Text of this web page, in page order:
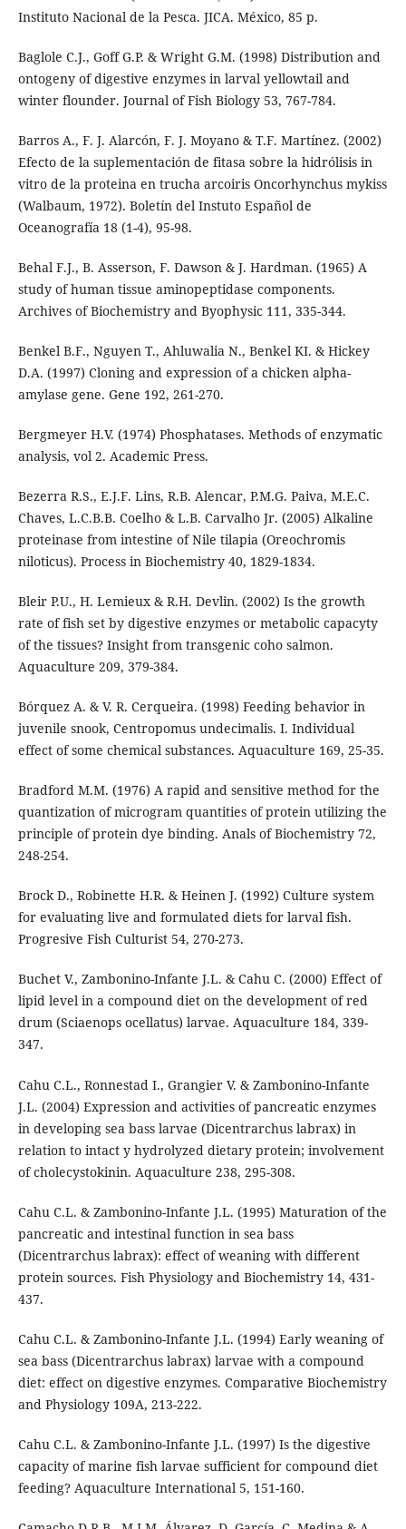
Instituto Nacional de la Pesca. JICA. México, 85 p.
Baglole C.J., Goff G.P. & Wright G.M. (1998) Distribution and
ontogeny of digestive enzymes in larval yellowtail and
winter flounder. Journal of Fish Biology 53, 767-784.
Barros A., F. J. Alarcón, F. J. Moyano & T.F. Martínez. (2002)
Efecto de la suplementación de fitasa sobre la hidrólisis in
vitro de la proteina en trucha arcoiris Oncorhynchus mykiss
(Walbaum, 1972). Boletín del Instuto Español de
Oceanografía 18 (1-4), 95-98.
Behal F.J., B. Asserson, F. Dawson & J. Hardman. (1965) A
study of human tissue aminopeptidase components.
Archives of Biochemistry and Byophysic 111, 335-344.
Benkel B.F., Nguyen T., Ahluwalia N., Benkel KI. & Hickey
D.A. (1997) Cloning and expression of a chicken alpha-
amylase gene. Gene 192, 261-270.
Bergmeyer H.V. (1974) Phosphatases. Methods of enzymatic
analysis, vol 2. Academic Press.
Bezerra R.S., E.J.F. Lins, R.B. Alencar, P.M.G. Paiva, M.E.C.
Chaves, L.C.B.B. Coelho & L.B. Carvalho Jr. (2005) Alkaline
proteinase from intestine of Nile tilapia (Oreochromis
niloticus). Process in Biochemistry 40, 1829-1834.
Bleir P.U., H. Lemieux & R.H. Devlin. (2002) Is the growth
rate of fish set by digestive enzymes or metabolic capacyty
of the tissues? Insight from transgenic coho salmon.
Aquaculture 209, 379-384.
Bórquez A. & V. R. Cerqueira. (1998) Feeding behavior in
juvenile snook, Centropomus undecimalis. I. Individual
effect of some chemical substances. Aquaculture 169, 25-35.
Bradford M.M. (1976) A rapid and sensitive method for the
quantization of microgram quantities of protein utilizing the
principle of protein dye binding. Anals of Biochemistry 72,
248-254.
Brock D., Robinette H.R. & Heinen J. (1992) Culture system
for evaluating live and formulated diets for larval fish.
Progresive Fish Culturist 54, 270-273.
Buchet V., Zambonino-Infante J.L. & Cahu C. (2000) Effect of
lipid level in a compound diet on the development of red
drum (Sciaenops ocellatus) larvae. Aquaculture 184, 339-
347.
Cahu C.L., Ronnestad I., Grangier V. & Zambonino-Infante
J.L. (2004) Expression and activities of pancreatic enzymes
in developing sea bass larvae (Dicentrarchus labrax) in
relation to intact y hydrolyzed dietary protein; involvement
of cholecystokinin. Aquaculture 238, 295-308.
Cahu C.L. & Zambonino-Infante J.L. (1995) Maturation of the
pancreatic and intestinal function in sea bass
(Dicentrarchus labrax): effect of weaning with different
protein sources. Fish Physiology and Biochemistry 14, 431-
437.
Cahu C.L. & Zambonino-Infante J.L. (1994) Early weaning of
sea bass (Dicentrarchus labrax) larvae with a compound
diet: effect on digestive enzymes. Comparative Biochemistry
and Physiology 109A, 213-222.
Cahu C.L. & Zambonino-Infante J.L. (1997) Is the digestive
capacity of marine fish larvae sufficient for compound diet
feeding? Aquaculture International 5, 151-160.